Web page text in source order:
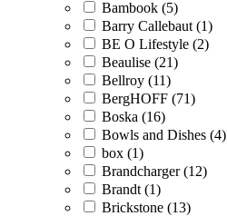
Bambook (5)
Barry Callebaut (1)
BE O Lifestyle (2)
Beaulise (21)
Bellroy (11)
BergHOFF (71)
Boska (16)
Bowls and Dishes (4)
box (1)
Brandcharger (12)
Brandt (1)
Brickstone (13)